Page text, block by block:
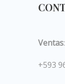
Ventas:
+593